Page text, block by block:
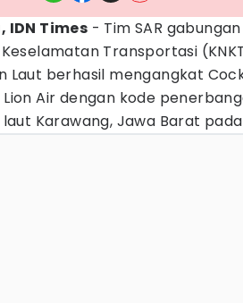
Times - Tim SAR
Transportasi
Laut berhasil mengangkat
Air dengan kode
Karawang, Jawa Barat